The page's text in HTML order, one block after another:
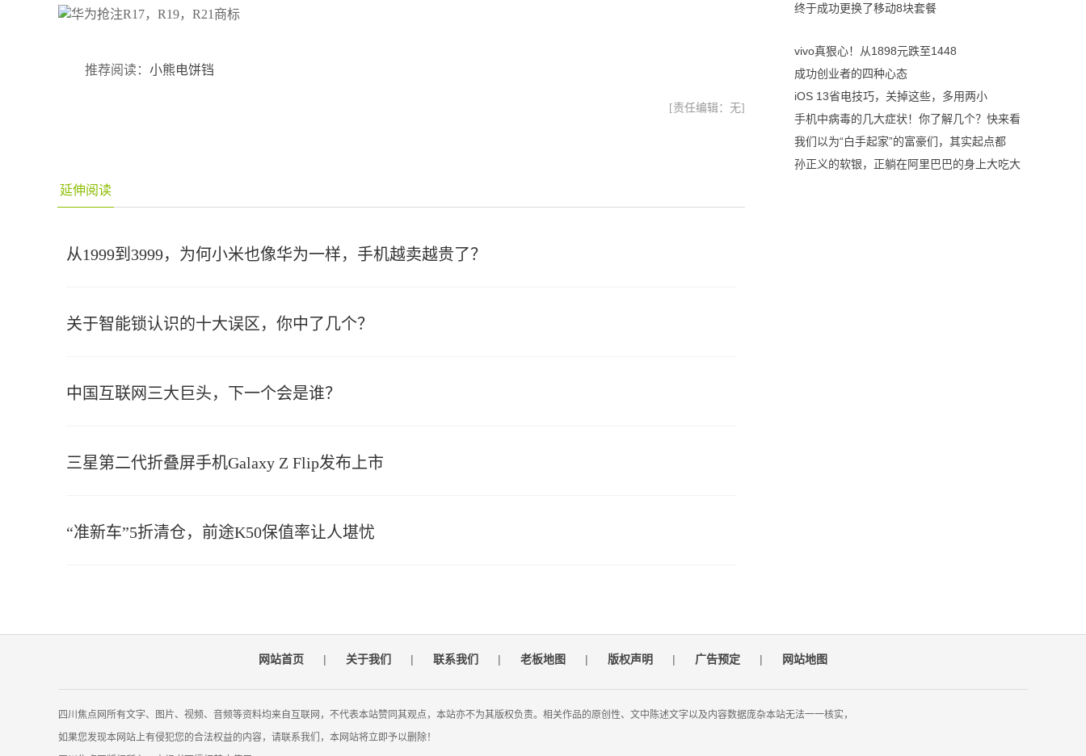
推荐阅读： 小熊电饼铛
[责任编辑：无]
延伸阅读
从1999到3999，为何小米也像华为一样，手机越卖越贵了？
关于智能锁认识的十大误区，你中了几个？
中国互联网三大巨头，下一个会是谁？
三星第二代折叠屏手机Galaxy Z Flip发布上市
“准新车”5折清仓，前途K50保值率让人堪忧
终于成功更换了移动8块套餐
vivo真狠心！从1898元跌至1448
成功创业者的四种心态
iOS 13省电技巧，关掉这些，多用两小
手机中病毒的几大症状！你了解几个？快来看
我们以为“白手起家”的富豪们，其实起点都
孙正义的软银，正躺在阿里巴巴的身上大吃大
网站首页 | 关于我们 | 联系我们 | 老板地图 | 版权声明 | 广告预定 | 网站地图
四川焦点网所有文字、图片、视频、音频等资料均来自互联网，不代表本站赞同其观点，本站亦不为其版权负责。相关作品的原创性、文中陈述文字以及内容数据庞杂本站无法一一核实，
如果您发现本网站上有侵犯您的合法权益的内容，请联系我们，本网站将立即予以删除！